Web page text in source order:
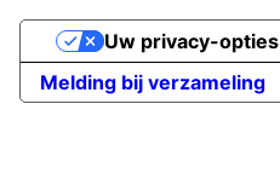
Melding bij verzameling
Uw privacy-opties